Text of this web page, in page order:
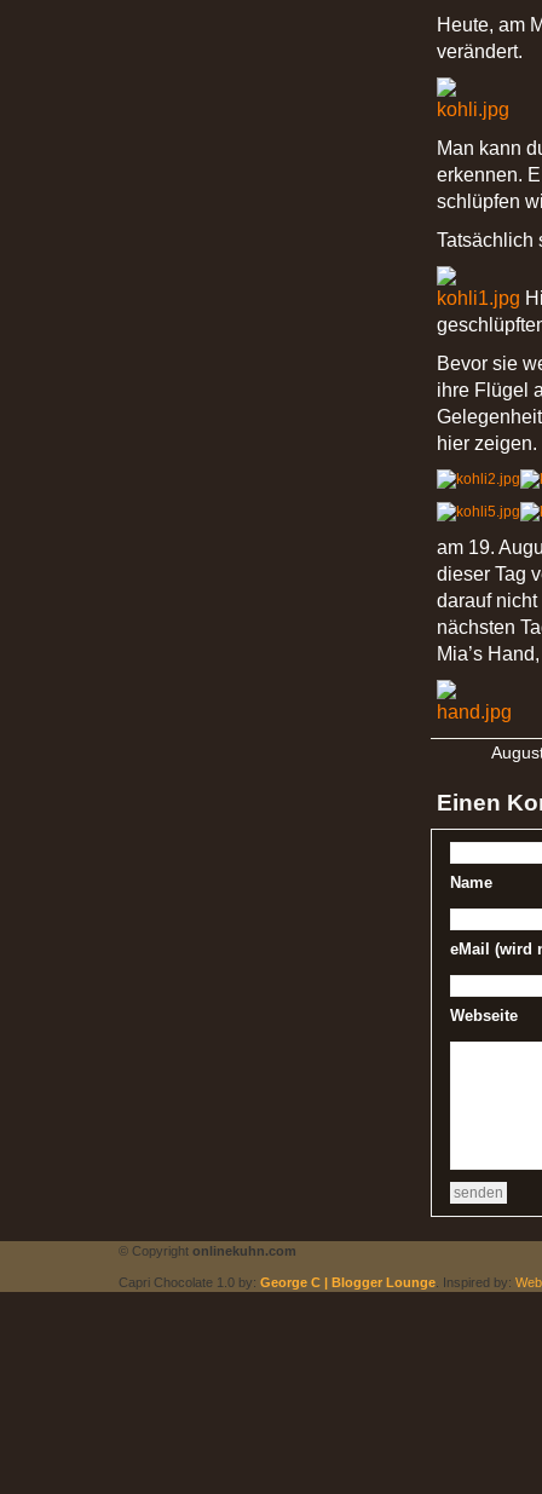
Heute, am
verändert.
Man kann
erkennen.
schlüpfen
Tatsächlich
Bevor sie
ihre Flügel
hier zeigen.
am 19.
dieser Tag
darauf
nächsten
Mia’s
Einen
Name
eMail (wird
Webseite
© Copyright onlinekuhn.com
Capri Chocolate 1.0 by: George C | Blogger Lounge. Inspired by: